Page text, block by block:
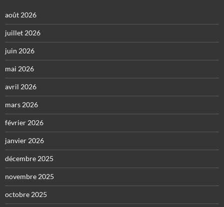
août 2026
juillet 2026
juin 2026
mai 2026
avril 2026
mars 2026
février 2026
janvier 2026
décembre 2025
novembre 2025
octobre 2025